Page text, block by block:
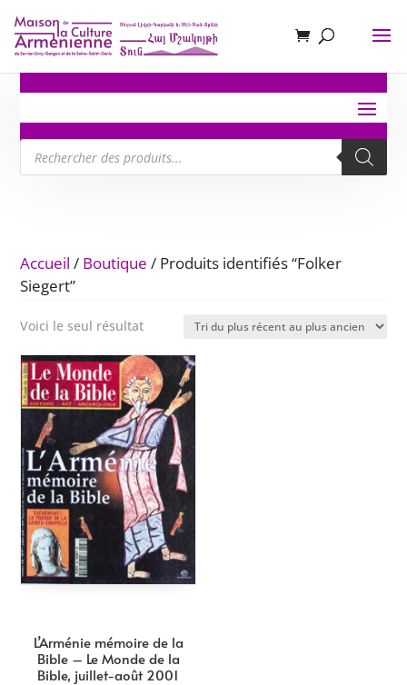
Recherche
de
produits
Accueil / Boutique / Produits identifiés “Folker
Siegert”
Voici le seul résultat
L’Arménie mémoire de la
Bible – Le Monde de la
Bible, juillet-août 2001